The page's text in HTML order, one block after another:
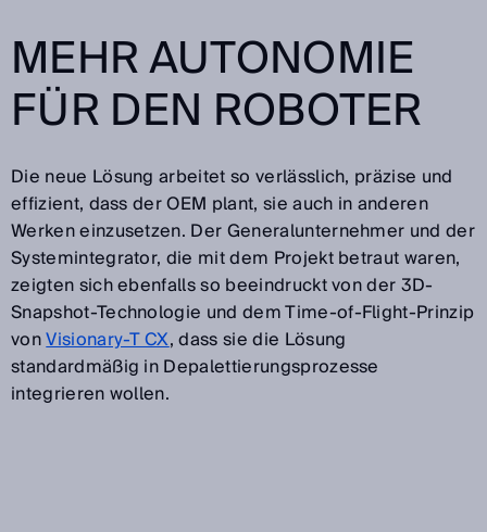
MEHR AUTONOMIE
FÜR DEN ROBOTER
Die neue Lösung arbeitet so verlässlich, präzise und
effizient, dass der OEM plant, sie auch in anderen
Werken einzusetzen. Der Generalunternehmer und der
Systemintegrator, die mit dem Projekt betraut waren,
zeigten sich ebenfalls so beeindruckt von der 3D-
Snapshot-Technologie und dem Time-of-Flight-Prinzip
vonVisionary-T CX, dass sie die Lösung
standardmäßig in Depalettierungsprozesse
integrieren wollen.